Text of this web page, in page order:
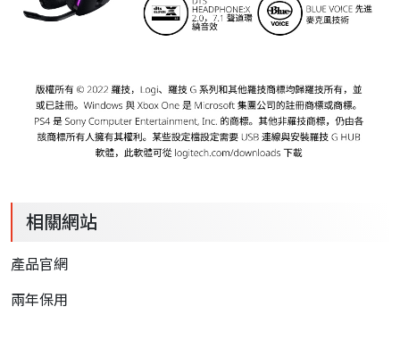
相關網站
產品官網
兩年保用